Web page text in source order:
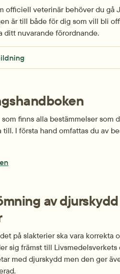
officiell veterinär behöver du gå
är till både för dig som vill bli
ditt nuvarande förordnande.
finns alla bestämmelser som
I första hand omfattas du av
av
på slakterier ska vara korrekta
sig främst till
med djurskydd men den ger